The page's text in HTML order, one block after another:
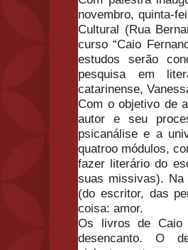
novembro, quinta-
Cultural (Rua
curso “Caio
estudos serão
pesquisa em
catarinense,
Com o objetivo de
autor e seu
psicanálise e a
quatroo módulos,
fazer literário do
suas missivas). Na
(do escritor, das
coisa: amor.
Os livros de Caio
desencanto. O